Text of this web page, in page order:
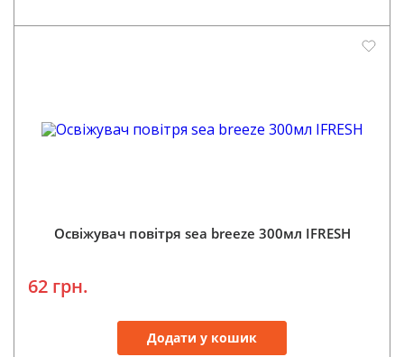
Освіжувач повітря sea breeze 300мл IFRESH
62 грн.
Додати у кошик